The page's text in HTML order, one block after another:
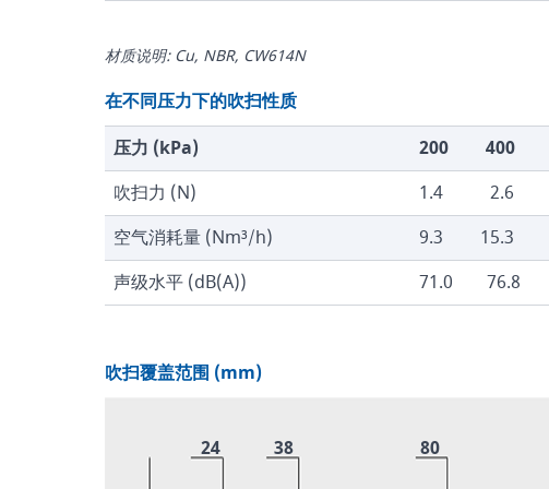
材质说明: Cu, NBR, CW614N
在不同压力下的吹扫性质
压力 (kPa)
200 400
吹扫力 (N)
1.4 2.6
空气消耗量 (Nm³/h)
9.3 15.3
声级水平 (dB(A))
71.0 76.8
吹扫覆盖范围 (mm)
24 38 80